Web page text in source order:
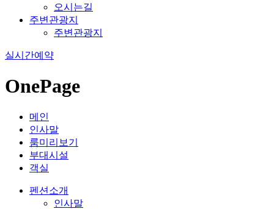
오시는길
주변관광지
주변관광지
실시간예약
OnePage
메인
인사말
룸미리보기
부대시설
객실
펜션소개
인사말